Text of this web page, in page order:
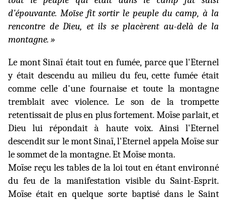
d'épouvante. Moïse fit sortir le peuple du camp, à la
rencontre de Dieu, et ils se placèrent au-delà de la
montagne. »
Le mont Sinaï était tout en fumée, parce que l'Eternel
y était descendu au milieu du feu, cette fumée était
comme celle d'une fournaise et toute la montagne
tremblait avec violence. Le son de la trompette
retentissait de plus en plus fortement. Moïse parlait, et
Dieu lui répondait à haute voix. Ainsi l'Eternel
descendit sur le mont Sinaï, l'Eternel appela Moïse sur
le sommet de la montagne. Et Moïse monta.
Moïse reçu les tables de la loi tout en étant environné
du feu de la manifestation visible du Saint-Esprit.
Moïse était en quelque sorte baptisé dans le Saint